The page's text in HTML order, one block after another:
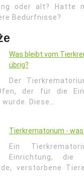
oder alt? Hatte
Bedürfnisse?
Was bleibt vom
übrig?
Der
der für die
Diese…
Tierkrematorium -
Ein
Einrichtung, die
verstorbene